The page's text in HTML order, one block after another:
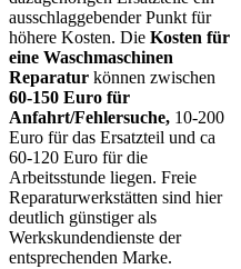
ausschlaggebender Punkt für
höhere Kosten. Die Kosten für
eine Waschmaschinen
Reparatur können zwischen
60-150 Euro für
Anfahrt/Fehlersuche, 10-200
Euro für das Ersatzteil und ca
60-120 Euro für die
Arbeitsstunde liegen. Freie
Reparaturwerkstätten sind hier
deutlich günstiger als
Werkskundendienste der
entsprechenden Marke.